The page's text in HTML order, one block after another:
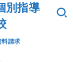
別指導
料請求